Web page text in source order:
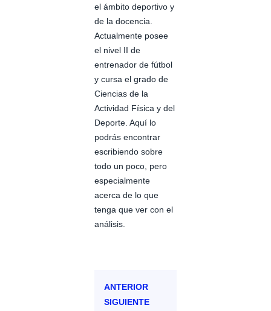
el ámbito deportivo y
de la docencia.
Actualmente posee
el nivel II de
entrenador de fútbol
y cursa el grado de
Ciencias de la
Actividad Física y del
Deporte. Aquí lo
podrás encontrar
escribiendo sobre
todo un poco, pero
especialmente
acerca de lo que
tenga que ver con el
análisis.
ANTERIOR
SIGUIENTE